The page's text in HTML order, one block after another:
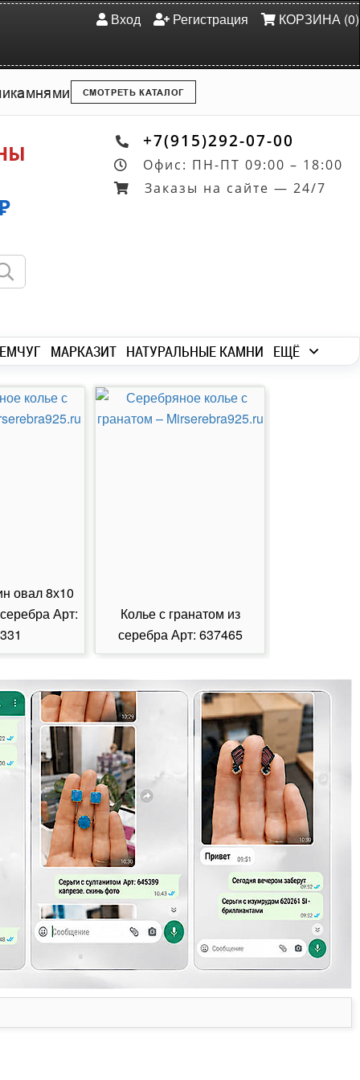
Вход Регистрация КОРЗИНА (0)
камнями СМОТРЕТЬ КАТАЛОГ
+7(915)292-07-00
Офис: ПН-ПТ 09:00 – 18:00
Заказы на сайте — 24/7
МАРКАЗИТ НАТУРАЛЬНЫЕ КАМНИ ЕЩЁ
овал 8х10
Арт:
Колье с гранатом из
серебра Арт: 637465